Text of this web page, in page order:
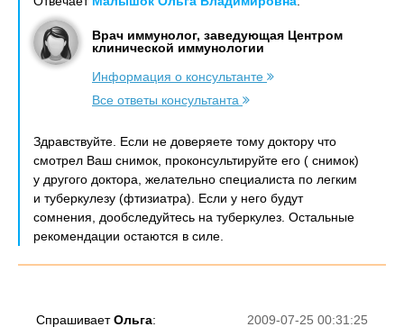
Врач иммунолог, заведующая Центром
клинической иммунологии
Информация о консультанте
Все ответы консультанта
Здравствуйте. Если не доверяете тому доктору что
смотрел Ваш снимок, проконсультируйте его ( снимок)
у другого доктора, желательно специалиста по легким
и туберкулезу (фтизиатра). Если у него будут
сомнения, дообследуйтесь на туберкулез. Остальные
рекомендации остаются в силе.
2009-07-25 00:31:25
СпрашиваетОльга: